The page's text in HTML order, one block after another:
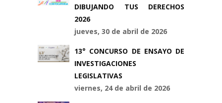
DIBUJANDO TUS DERECHOS
2026
jueves, 30 de abril de 2026
13° CONCURSO DE ENSAYO DE
INVESTIGACIONES
LEGISLATIVAS
viernes, 24 de abril de 2026